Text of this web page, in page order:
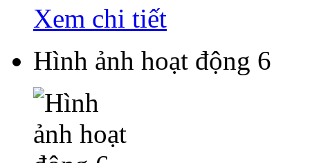
Xem chi tiết
Hình ảnh hoạt động 6